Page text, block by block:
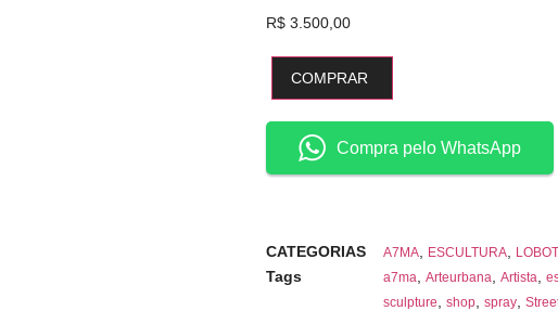
R$ 3.500,00
COMPRAR
Compra pelo WhatsApp
CATEGORIAS A7MA ESCULTURA LOBOT
Tags a7ma Arteurbana Artista
sculpture shop spray